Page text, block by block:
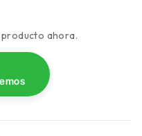
ahora.